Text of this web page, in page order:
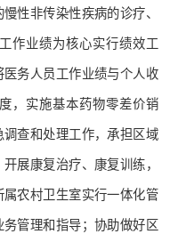
性非传染性疾病的诊疗、
作业绩为核心实行绩效工
务人员工作业绩与个人收
，实施基本药物零差价销
查和处理工作，承担区域
展康复治疗、康复训练，
农村卫生室实行一体化管
管理和指导；协助做好区